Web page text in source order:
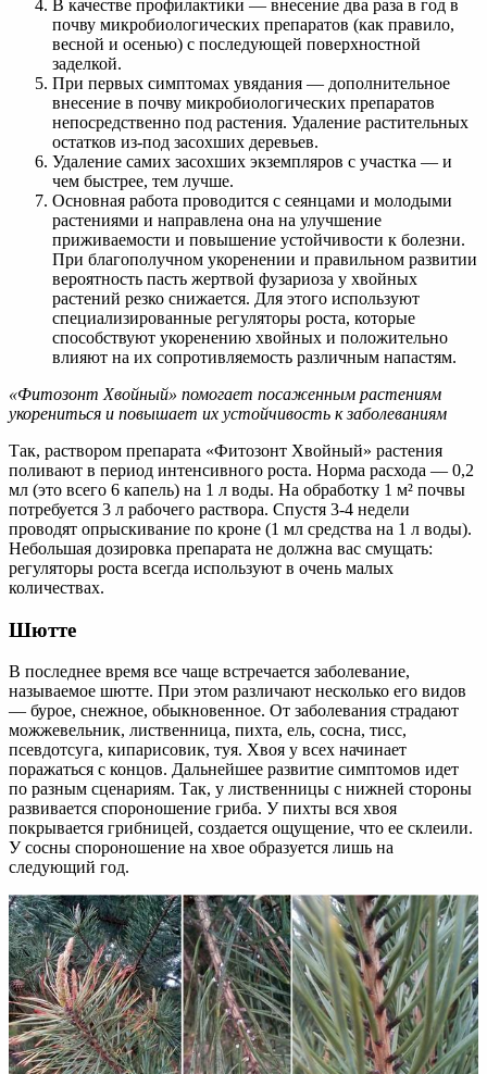
В качестве профилактики — внесение два раза в год в
почву микробиологических препаратов (как правило,
весной и осенью) с последующей поверхностной
заделкой.
При первых симптомах увядания — дополнительное
внесение в почву микробиологических препаратов
непосредственно под растения. Удаление растительных
остатков из-под засохших деревьев.
Удаление самих засохших экземпляров с участка — и
чем быстрее, тем лучше.
Основная работа проводится с сеянцами и молодыми
растениями и направлена она на улучшение
приживаемости и повышение устойчивости к болезни.
При благополучном укоренении и правильном развитии
вероятность пасть жертвой фузариоза у хвойных
растений резко снижается. Для этого используют
специализированные регуляторы роста, которые
способствуют укоренению хвойных и положительно
влияют на их сопротивляемость различным напастям.
«Фитозонт Хвойный» помогает посаженным растениям
укорениться и повышает их устойчивость к заболеваниям
Так, раствором препарата «Фитозонт Хвойный» растения
поливают в период интенсивного роста. Норма расхода — 0,2
мл (это всего 6 капель) на 1 л воды. На обработку 1 м² почвы
потребуется 3 л рабочего раствора. Спустя 3-4 недели
проводят опрыскивание по кроне (1 мл средства на 1 л воды).
Небольшая дозировка препарата не должна вас смущать:
регуляторы роста всегда используют в очень малых
количествах.
Шютте
В последнее время все чаще встречается заболевание,
называемое шютте. При этом различают несколько его видов
— бурое, снежное, обыкновенное. От заболевания страдают
можжевельник, лиственница, пихта, ель, сосна, тисс,
псевдотсуга, кипарисовик, туя. Хвоя у всех начинает
поражаться с концов. Дальнейшее развитие симптомов идет
по разным сценариям. Так, у лиственницы с нижней стороны
развивается спороношение гриба. У пихты вся хвоя
покрывается грибницей, создается ощущение, что ее склеили.
У сосны спороношение на хвое образуется лишь на
следующий год.